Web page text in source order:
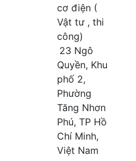
cơ điện (
Vật tư , thi
công)
23 Ngô
Quyền, Khu
phố 2,
Phường
Tăng Nhơn
Phú, TP Hồ
Chí Minh,
Việt Nam